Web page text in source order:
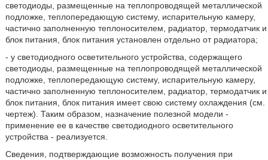
светодиоды, размещенные на теплопроводящей металлической
подложке, теплопередающую систему, испарительную камеру,
частично заполненную теплоносителем, радиатор, термодатчик и
блок питания, блок питания установлен отдельно от радиатора;
- у светодиодного осветительного устройства, содержащего
светодиоды, размещенные на теплопроводящей металлической
подложке, теплопередающую систему, испарительную камеру,
частично заполненную теплоносителем, радиатор, термодатчик и
блок питания, блок питания имеет свою систему охлаждения (см.
чертеж). Таким образом, назначение полезной модели -
применение ее в качестве светодиодного осветительного
устройства - реализуется.
Сведения, подтверждающие возможность получения при